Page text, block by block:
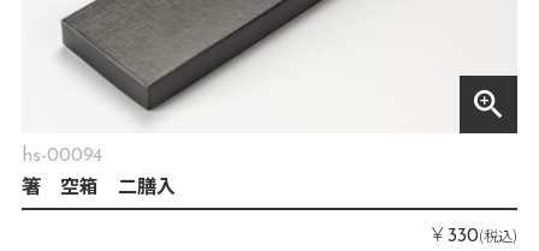
zoom_in
hs-00094
箸 空箱 二膳入
￥330(税込)